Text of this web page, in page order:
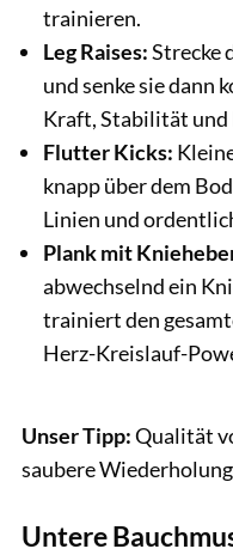
trainieren.
Leg Raises:Strecke
und senke sie dann
Kraft, Stabilität
Flutter Kicks:
knapp über dem
Linien und
Plank mit
abwechselnd ein
trainiert den
Herz-Kreislauf-
Unser Tipp:Qualität
saubere
Untere